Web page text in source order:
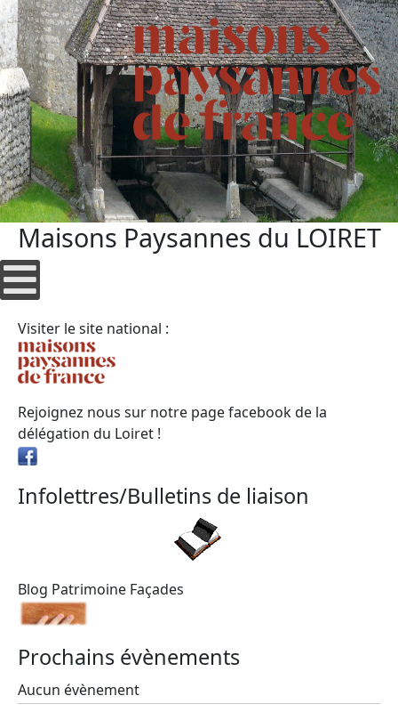
Maisons Paysannes du LOIRET
Visiter le site national :
Rejoignez nous sur notre page facebook de la
délégation du Loiret !
Infolettres/Bulletins de liaison
Blog Patrimoine Façades
Prochains évènements
Aucun évènement